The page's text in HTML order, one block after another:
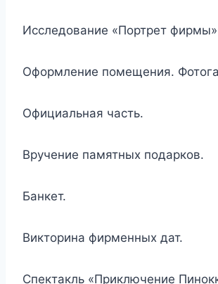
Исследование «Портрет
Оформление помещения.
Официальная часть.
Вручение памятных подарков.
Банкет.
Викторина фирменных дат.
Спектакль «Приключение